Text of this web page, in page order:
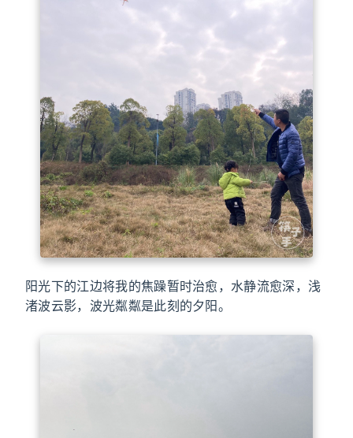
阳光下的江边将我的焦躁暂时治愈，水静流愈深，浅
渚波云影，波光粼粼是此刻的夕阳。